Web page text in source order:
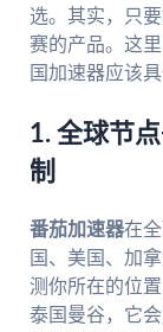
选。其实，只
赛的产品。这
国加速器应该
1. 全球节
制
番茄加速器在
国、美国、加
测你所在的位
泰国曼谷，它